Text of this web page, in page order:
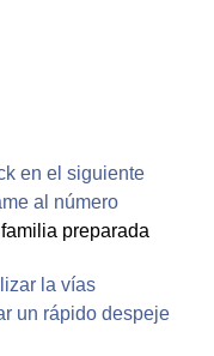
en el siguiente
al número
preparada
la vías
un rápido despeje